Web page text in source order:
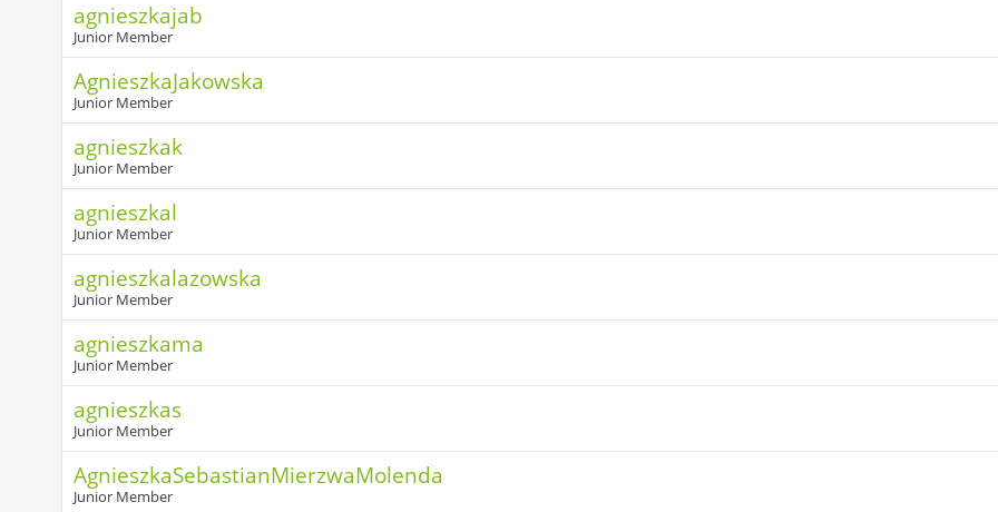
agnieszkajab
Junior Member
AgnieszkaJakowska
Junior Member
agnieszkak
Junior Member
agnieszkal
Junior Member
agnieszkalazowska
Junior Member
agnieszkama
Junior Member
agnieszkas
Junior Member
AgnieszkaSebastianMierzwaMolenda
Junior Member